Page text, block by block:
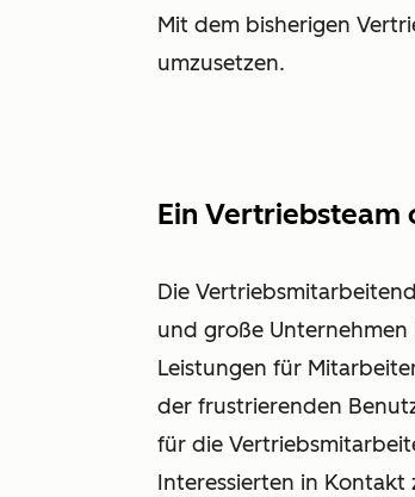
Mit dem bisherigen
umzusetzen.
Ein Vertriebsteam
Die
und große
Leistungen für
der frustrierenden
für die
Interessierten in Kontakt